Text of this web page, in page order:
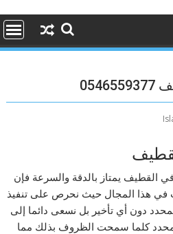
القطيف يمتاز بالدقة والسرعة فإن
في هذا المجال حيث نحرص على تنفيذ
دون أي تأخير بل نسعى دائما إلى
كلما سمحت الظروف بذلك مما